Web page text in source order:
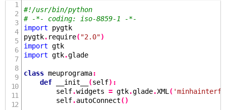
#!/usr/bin/python
# -*- coding: iso-8859-1 -*-
import pygtk
pygtk. require("2.0")
import
import gtk.glade
class meuprograma:
def
__init__ (self):
        self
.widgets = gtk.glade.XML (
        self
.autoConnect()